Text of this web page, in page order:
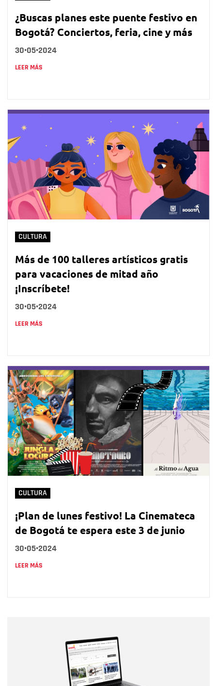
¿Buscas planes este puente festivo en
Bogotá? Conciertos, feria, cine y más
30•05•2024
LEER MÁS
CULTURA
Más de 100 talleres artísticos gratis
para vacaciones de mitad año
¡Inscríbete!
30•05•2024
LEER MÁS
CULTURA
¡Plan de lunes festivo! La Cinemateca
de Bogotá te espera este 3 de junio
30•05•2024
LEER MÁS
Correo electrónico